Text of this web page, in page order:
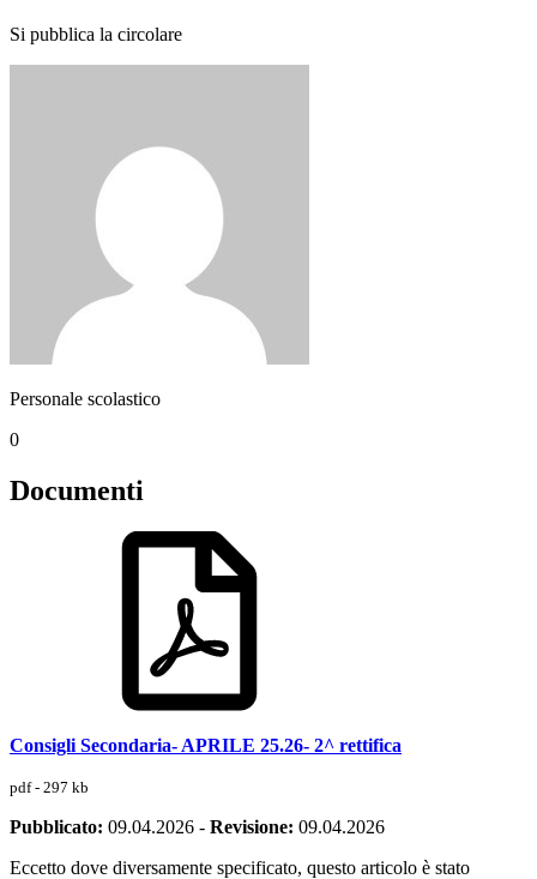
Si pubblica la circolare
Personale scolastico
0
Documenti
Consigli Secondaria- APRILE 25.26- 2^ rettifica
pdf - 297 kb
Pubblicato: 09.04.2026 - Revisione: 09.04.2026
Eccetto dove diversamente specificato, questo articolo è stato